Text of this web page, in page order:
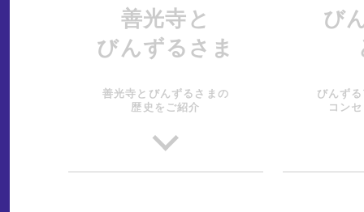
善光寺と
びんずるさま
善光寺とびんずるさまの
歴史をご紹介
び
びんず
コン